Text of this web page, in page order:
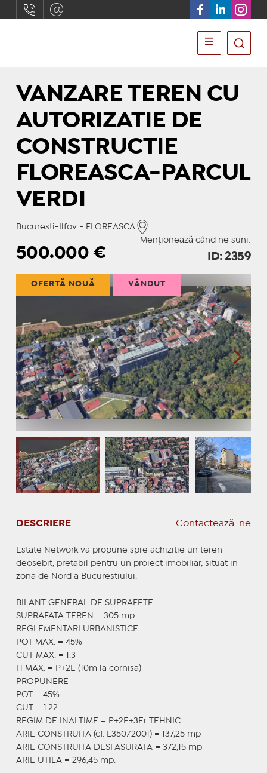
VANZARE TEREN CU
AUTORIZATIE DE
CONSTRUCTIE
FLOREASCA-PARCUL
VERDI
Bucuresti-Ilfov - FLOREASCA
Menționează când ne suni:
500.000 € ID: 2359
OFERTĂ NOUĂ VÂNDUT
DESCRIERE Contactează-ne
Estate Network va propune spre achizitie un teren
deosebit, pretabil pentru un proiect imobiliar, situat in
zona de Nord a Bucurestiului.
BILANT GENERAL DE SUPRAFETE
SUPRAFATA TEREN = 305 mp
REGLEMENTARI URBANISTICE
POT MAX. = 45%
CUT MAX. = 1.3
H MAX. = P+2E (10m la cornisa)
PROPUNERE
POT = 45%
CUT = 1.22
REGIM DE INALTIME = P+2E+3Er TEHNIC
ARIE CONSTRUITA (cf. L350/2001) = 137,25 mp
ARIE CONSTRUITA DESFASURATA = 372,15 mp
ARIE UTILA = 296,45 mp.